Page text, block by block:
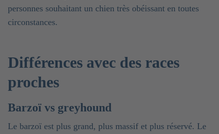
personnes souhaitant un chien très obéissant en toutes
circonstances.
Différences avec des races
proches
Barzoï vs greyhound
Le barzoï est plus grand, plus massif et plus réservé. Le